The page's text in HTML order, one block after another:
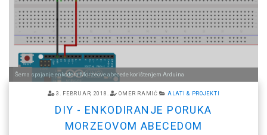
Šema spajanje enkodera Morzeove abecede korištenjem Arduina
3. FEBRUAR, 2018. OMER RAMIĆ ALATI & PROJEKTI
DIY - ENKODIRANJE PORUKA
MORZEOVOM ABECEDOM